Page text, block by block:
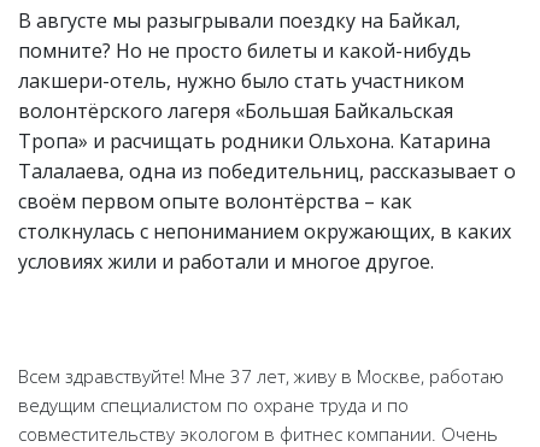
В августе мы разыгрывали поездку на Байкал,
помните? Но не просто билеты и какой-нибудь
лакшери-отель, нужно было стать участником
волонтёрского лагеря «Большая Байкальская
Тропа» и расчищать родники Ольхона. Катарина
Талалаева, одна из победительниц, рассказывает о
своём первом опыте волонтёрства – как
столкнулась с непониманием окружающих, в каких
условиях жили и работали и многое другое.
Всем здравствуйте! Мне 37 лет, живу в Москве, работаю
ведущим специалистом по охране труда и по
совместительству экологом в фитнес компании. Очень